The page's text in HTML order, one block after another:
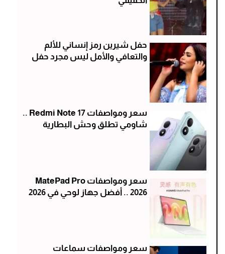
حفل شيرين رمز إنساني للألم
والتعافي والأمل ليس مجرد حفل
سعر ومواصفات Redmi Note 17 ..
شاومي تطلق وحش البطارية
سعر ومواصفات MatePad Pro
2026 .. أفضل جهاز لوحي في 2026
سعر ومواصفات سماعات